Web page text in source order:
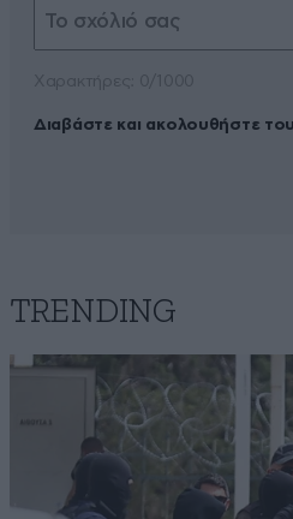
Διαβάστε και ακολουθήστε
TRENDING